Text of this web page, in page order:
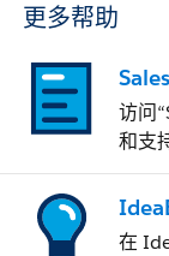
更多帮助
访问
和支
在